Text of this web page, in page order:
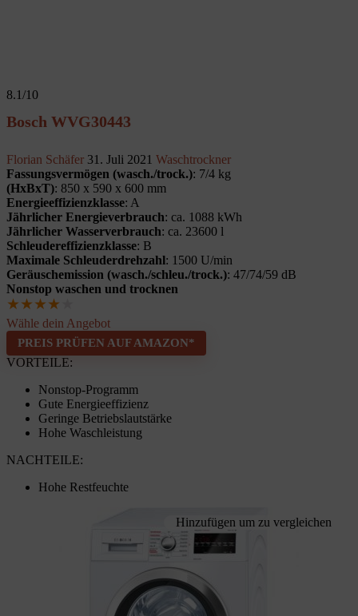
8.1/10
Bosch WVG30443
Florian Schäfer 31. Juli 2021 Waschtrockner
Fassungsvermögen (wasch./trock.): 7/4 kg
(HxBxT): 850 x 590 x 600 mm
Energieeffizienzklasse: A
Jährlicher Energieverbrauch: ca. 1088 kWh
Jährlicher Wasserverbrauch: ca. 23600 l
Schleudereffizienzklasse: B
Maximale Schleuderdrehzahl: 1500 U/min
Geräuschemission (wasch./schleu./trock.): 47/74/59 dB
Nonstop waschen und trocknen
★★★★
Wähle dein Angebot
PREIS PRÜFEN AUF AMAZON*
VORTEILE:
Nonstop-Programm
Gute Energieeffizienz
Geringe Betriebslautstärke
Hohe Waschleistung
NACHTEILE:
Hohe Restfeuchte
Hinzufügen um zu vergleichen